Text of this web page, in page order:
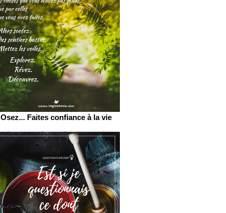
Cliquez au hasard et suivez le
conseil aujourd'hui.
Osez... Faites confiance à la vie